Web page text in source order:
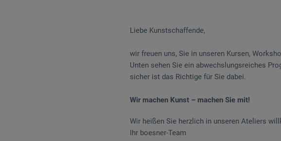
Liebe Kunstschaffende,
wir freuen uns, Sie in unseren Kursen,
Unten sehen Sie ein abwechslungsreiches
sicher ist das Richtige für Sie dabei.
Wir machen Kunst – machen Sie mit!
Wir heißen Sie herzlich in unseren Ateliers
Ihr boesner-Team